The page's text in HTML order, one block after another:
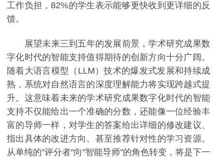
工作负担，82%的学生表示能够更快收到更详细的反
馈。
展望未来三到五年的发展前景，学术研究成果数
字化时代的智能支持值得期待的创新方向十分广阔。
随着大语言模型（LLM）技术的爆发式发展和持续成
熟，系统对自然语言的深度理解能力将实现跨越式提
升。这意味着未来的学术研究成果数字化时代的智能
支持不仅能给出一个准确的分数，还能像一位经验丰
富的导师一样，对学生的答案给出详细的修改建议、
指出具体的改进方向、甚至推荐针对性的学习资源。
从单纯的"评分者"向"智能导师"的角色转变，将是下一